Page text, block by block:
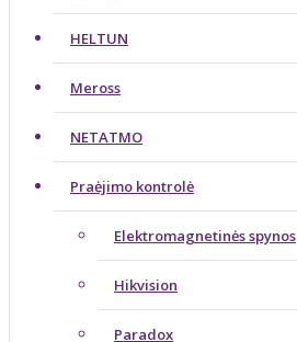
HELTUN
Meross
NETATMO
Praėjimo kontrolė
Elektromagnetinės spynos
Hikvision
Paradox